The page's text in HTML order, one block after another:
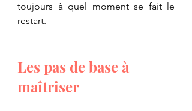
toujours à quel moment se fait le
restart.
Les pas de base à
maîtriser